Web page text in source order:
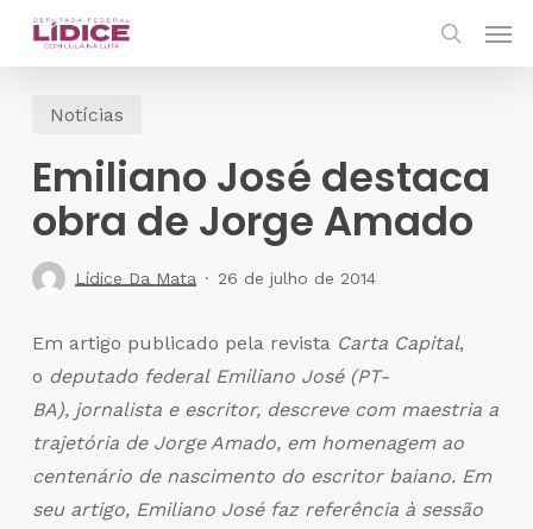
Skip
contentNotícias
Emiliano José destaca
obra de Jorge Amado
Lídice Da Mata 26 de julho de 2014
Em artigo publicado pela revista Carta Capital,
o deputado federal Emiliano José (PT-
BA), jornalista e escritor, descreve com maestria a
trajetória de Jorge Amado, em homenagem ao
centenário de nascimento do escritor baiano. Em
seu artigo, Emiliano José faz referência à sessão